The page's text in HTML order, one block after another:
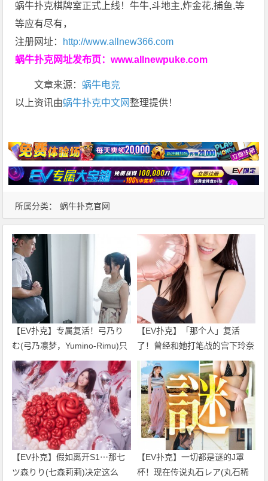
所属分类： 蜗牛扑克官网
蜗牛扑克棋牌室正式上线！牛牛,斗地主,炸金花,捕鱼,等
等应有尽有，
注册网址： http://www.allnew366.com
蜗牛扑克网址发布页：www.allnewpuke.com
文章来源： 蜗牛电竞
以上资讯由蜗牛扑克中文网整理提供！
【EV扑克】专属复活！弓乃り
む(弓乃凛梦，Yumino-Rimu)只
要不发生那件事我就不引退了！
【EV扑克】「那个人」复活
了！曾经和她打笔战的宫下玲奈
回应是？
【EV扑克】假如离开S1⋯那七
ツ森りり(七森莉莉)决定这么
【EV扑克】一切都是谜的J罩
杯！现在传说丸石レア(丸石稀